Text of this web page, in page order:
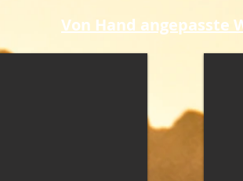
Von Hand angepasste